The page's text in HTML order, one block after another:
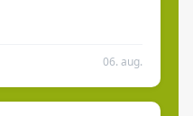
06. aug.